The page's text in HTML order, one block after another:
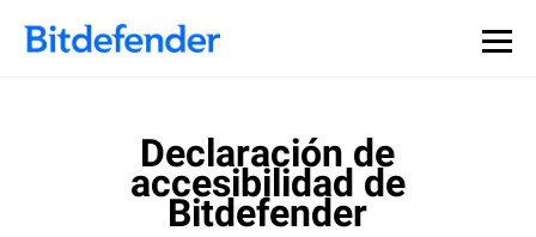
Declaración de
accesibilidad de
Bitdefender